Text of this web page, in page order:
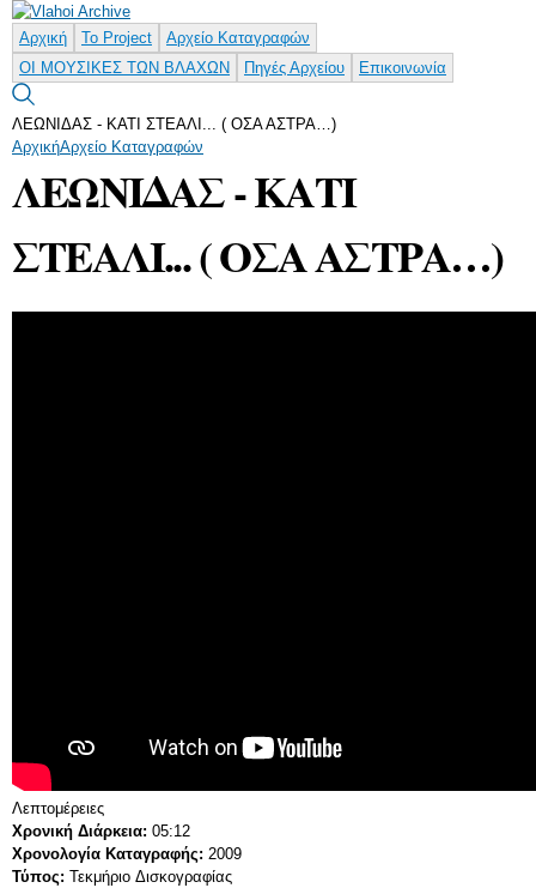
προς το
κυρίως
περιεχόμενο
Αρχική Το Project
Αρχείο Καταγραφών
ΟΙ ΜΟΥΣΙΚΕΣ ΤΩΝ ΒΛΑΧΩΝ
Πηγές Αρχείου Επικοινωνία
ΛΕΩΝΙΔΑΣ - ΚΑΤΙ ΣΤΕΑΛΙ... ( ΟΣΑ ΑΣΤΡΑ…)
ΑρχικήΑρχείο Καταγραφών
ΛΕΩΝΙΔΑΣ - ΚΑΤΙ
ΣΤΕΑΛΙ... ( ΟΣΑ ΑΣΤΡΑ…)
Λεπτομέρειες
Χρονική Διάρκεια: 05:12
Χρονολογία Καταγραφής: 2009
Τύπος: Τεκμήριο Δισκογραφίας